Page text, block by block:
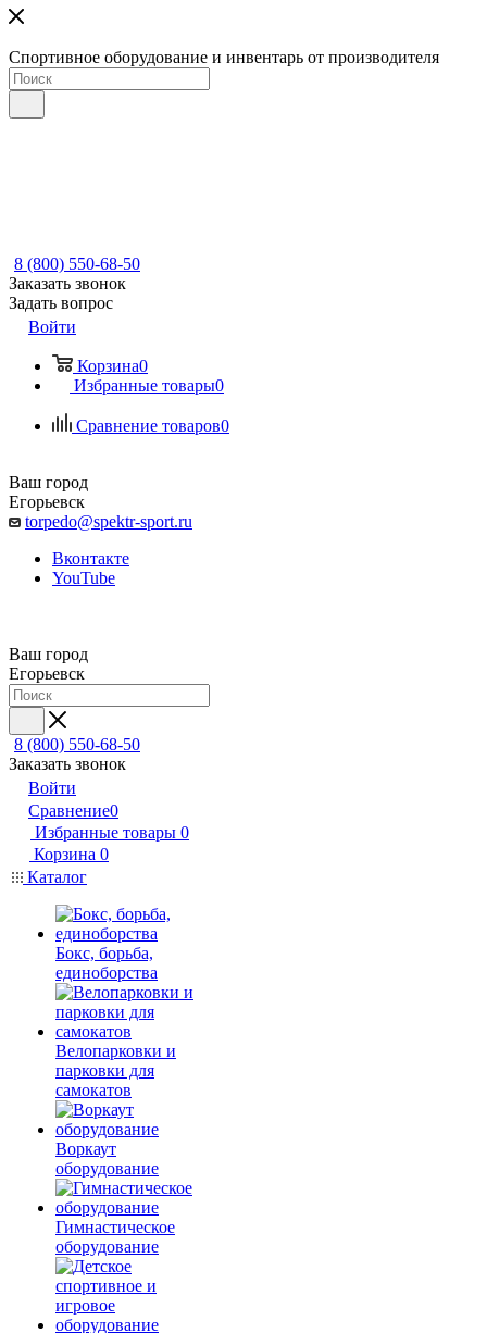
Спортивное оборудование и инвентарь от производителя
8 (800) 550-68-50
Заказать звонок
Задать вопрос
Войти
Корзина0
Избранные товары0
Сравнение товаров0
Ваш город
Егорьевск
torpedo@spektr-sport.ru
Вконтакте
YouTube
Ваш город
Егорьевск
8 (800) 550-68-50
Заказать звонок
Войти
Сравнение0
Избранные товары 0
Корзина 0
Каталог
Бокс, борьба,
единоборства
Велопарковки и
парковки для
самокатов
Воркаут
оборудование
Гимнастическое
оборудование